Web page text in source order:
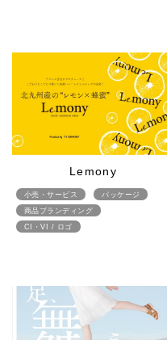
Lemony
小売・サービス
パッケージ
商品ブランディング
CI・VI / ロゴ